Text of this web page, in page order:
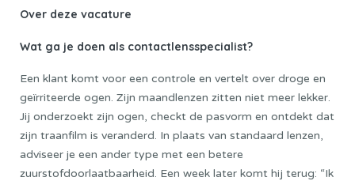
Over deze vacature
Wat ga je doen als contactlensspecialist?
Een klant komt voor een controle en vertelt over droge en
geïrriteerde ogen. Zijn maandlenzen zitten niet meer lekker.
Jij onderzoekt zijn ogen, checkt de pasvorm en ontdekt dat
zijn traanfilm is veranderd. In plaats van standaard lenzen,
adviseer je een ander type met een betere
zuurstofdoorlaatbaarheid. Een week later komt hij terug: “Ik